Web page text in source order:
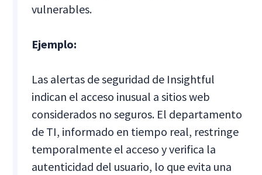
vulnerables.
Ejemplo:
Las alertas de seguridad de Insightful
indican el acceso inusual a sitios web
considerados no seguros. El departamento
de TI, informado en tiempo real, restringe
temporalmente el acceso y verifica la
autenticidad del usuario, lo que evita una